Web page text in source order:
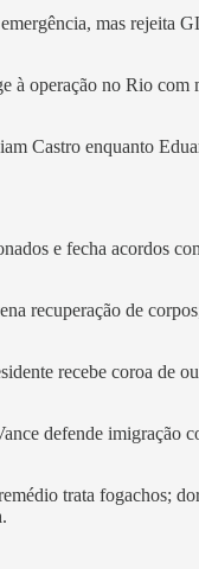
mas rejeita
à operação no Rio com
Castro enquanto
e fecha acordos
recuperação de
recebe coroa de
defende imigração
trata fogachos;